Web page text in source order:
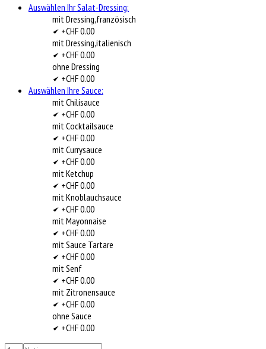
Auswählen Ihr Salat-Dressing:
mit Dressing,französisch
+CHF 0.00
mit Dressing,italienisch
+CHF 0.00
ohne Dressing
+CHF 0.00
Auswählen Ihre Sauce:
mit Chilisauce
+CHF 0.00
mit Cocktailsauce
+CHF 0.00
mit Currysauce
+CHF 0.00
mit Ketchup
+CHF 0.00
mit Knoblauchsauce
+CHF 0.00
mit Mayonnaise
+CHF 0.00
mit Sauce Tartare
+CHF 0.00
mit Senf
+CHF 0.00
mit Zitronensauce
+CHF 0.00
ohne Sauce
+CHF 0.00